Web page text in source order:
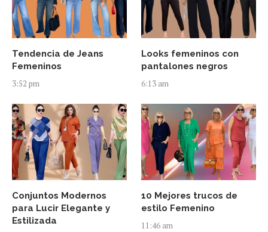
Tendencia de Jeans
Femeninos
3:52 pm
Looks femeninos con
pantalones negros
6:13 am
Conjuntos Modernos
para Lucir Elegante y
Estilizada
10 Mejores trucos de
estilo Femenino
11:46 am